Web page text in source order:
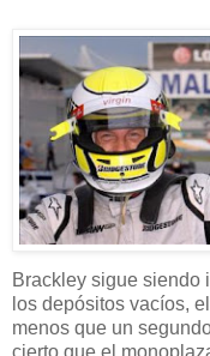
Brackley sigue siendo
los depósitos vacíos,
menos que un
cierto que el